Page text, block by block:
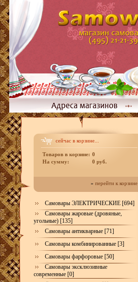
сейчас в корзине...
Товаров в корзине: 0
На сумму:
0 руб.
» перейти к корзине
Самовары ЭЛЕКТРИЧЕСКИЕ [694]
Самовары жаровые (дровяные,
угольные) [135]
Самовары антикварные [71]
Самовары комбинированные [3]
Самовары фарфоровые [50]
Самовары эксклюзивные
современные [0]